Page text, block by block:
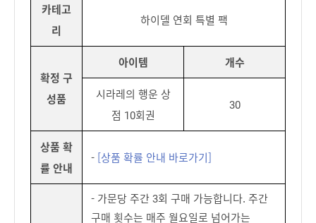
카테고
리
하이델 연회 특별 팩
확정 구
성품
아이템 개수
시라레의 행운 상
점 10회권
30
상품 확
률 안내
- [상품 확률 안내 바로가기]
- 가문당 주간 3회 구매 가능합니다. 주간
구매 횟수는 매주 월요일로 넘어가는